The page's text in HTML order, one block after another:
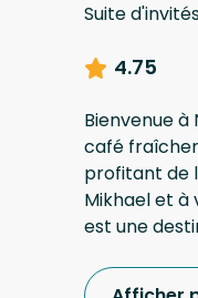
Suite
4.75
Bienvenue
café
profitant de
Mikhael et
est une